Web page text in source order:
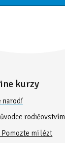
kurzy
narodí
rodičovstvím
Pomozte mi lézt